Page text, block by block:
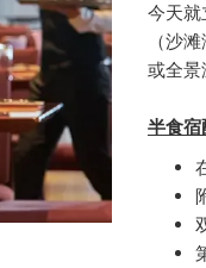
今天就
（沙
或全景
半食宿